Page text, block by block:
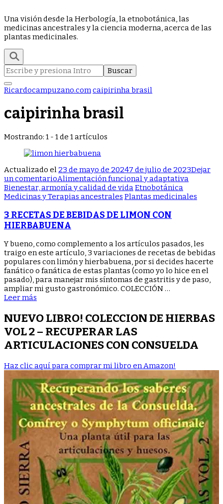
Una visión desde la Herbología, la etnobotánica, las
medicinas ancestrales y la ciencia moderna, acerca de las
plantas medicinales.
Buscar:
Ricardocampuzano.comcaipirinha brasil
caipirinha brasil
Mostrando: 1 - 1 de 1 artículos
Actualizado el 23 de mayo de 20247 de julio de 2023Dejar
un comentarioen
3
RECETAS
BEBIDAS
DE
LIMON
CON
HIERBABUENA
Alimentación funcional y adaptativa
Bienestar, armonía y calidad de vidaEtnobotánica
Medicinas y Terapias ancestrales Plantas medicinales
3 RECETAS DE BEBIDAS DE LIMON CON
HIERBABUENA
Y bueno, como complemento a los artículos pasados, les
traigo en este artículo, 3 variaciones de recetas de bebidas
populares con limón y hierbabuena, por si decides hacerte
fanático o fanática de estas plantas (como yo lo hice en el
pasado), para manejar mis síntomas de gastritis y de paso,
ampliar mi gusto gastronómico. COLECCIÓN …
Leer más
NUEVO LIBRO! COLECCION DE HIERBAS
VOL 2 – RECUPERAR LAS
ARTICULACIONES CON CONSUELDA
Haz clic aquí para comprar mi libro en Amazon!